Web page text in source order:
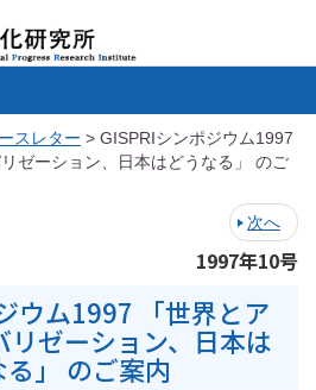
スレター > GISPRIシンポジウム1997
ゼーション、日本はどうなる」 のご
次へ
1997年10号
ウム1997 「世界とア
リゼーション、日本は
る」 のご案内